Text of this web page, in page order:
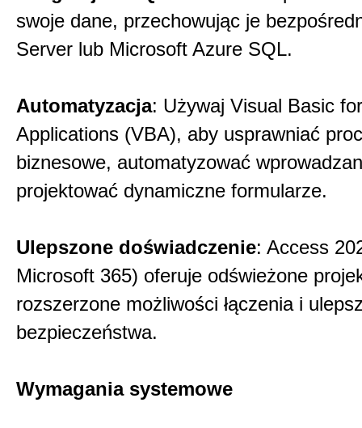
swoje dane, przechowując je
Server lub Microsoft Azure SQL.
Automatyzacja: Używaj Visual Basic for
Applications (VBA), aby usprawniać
biznesowe, automatyzować
projektować dynamiczne formularze.
Ulepszone doświadczenie: Access
Microsoft 365) oferuje odświeżone
rozszerzone możliwości łączenia i
bezpieczeństwa.
Wymagania systemowe